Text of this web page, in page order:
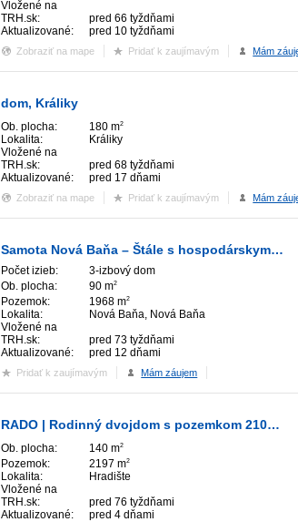
Vložené na
TRH.sk:
pred 66 tyždňami
Aktualizované:
pred 10 tyždňami
Zobraziť na mape Pridať k zaujímavým Mám
dom, Králiky
Ob. plocha: 180 m2
Lokalita:
Králiky
Vložené na
TRH.sk:
pred 68 tyždňami
Aktualizované:
pred 17 dňami
Zobraziť na mape Pridať k zaujímavým Mám
Samota Nová Baňa – Štále s hospodárskymi stavbami
Počet izieb:
3-izbový dom
Ob. plocha:
90 m2
Pozemok: 1968 m2
Lokalita:
Nová Baňa, Nová Baňa
Vložené na
TRH.sk:
pred 73 tyždňami
Aktualizované:
pred 12 dňami
Pridať k zaujímavým Mám záujem
RADO | Rodinný dvojdom s pozemkom 2100m2 | Hradište
Ob. plocha: 140 m2
Pozemok: 2197 m2
Lokalita:
Hradište
Vložené na
TRH.sk:
pred 76 tyždňami
Aktualizované:
pred 4 dňami